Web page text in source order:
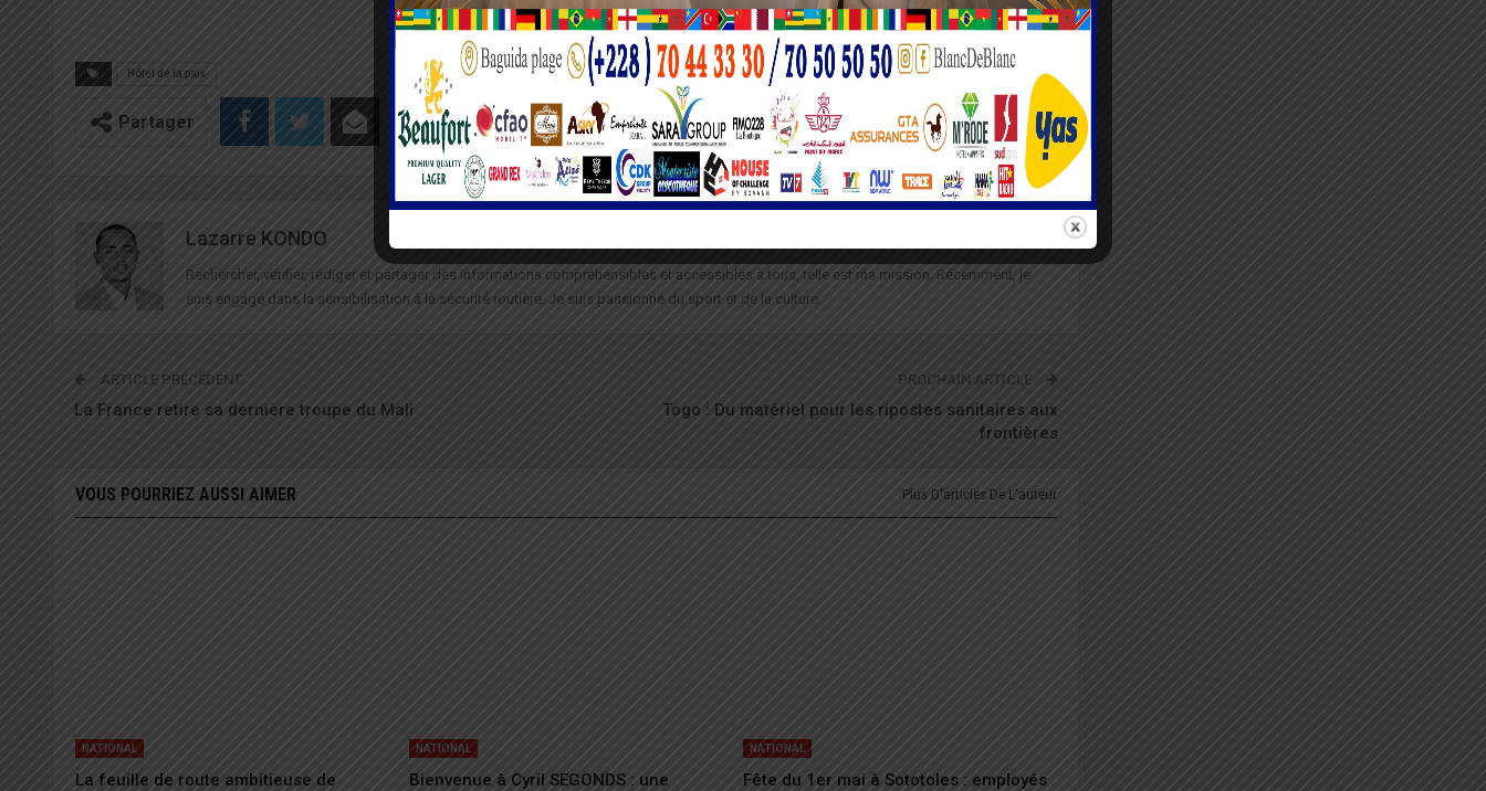
Aimée DRAVIE
Hôtel de la paix
Partager
Lazarre KONDO
Rechercher, vérifier, rédiger et partager des informations compréhensibles et accessibles à tous, telle est ma mission. Récemment, je
suis engagé dans la sensibilisation à la sécurité routière. Je suis passionné du sport et de la culture.
ARTICLE PRÉCÉDENT
La France retire sa dernière troupe du Mali
PROCHAIN ARTICLE
Togo : Du matériel pour les ripostes sanitaires aux
frontières
VOUS POURRIEZ AUSSI AIMER Plus D'articles De L'auteur
NATIONAL
La feuille de route ambitieuse de
NATIONAL
Bienvenue à Cyril SEGONDS : une
NATIONAL
Fête du 1er mai à Sototoles : employés